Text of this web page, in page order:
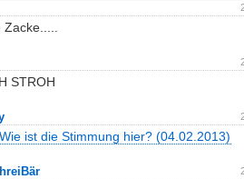
STROH
Wie ist die Stimmung hier? (04.02.2013)